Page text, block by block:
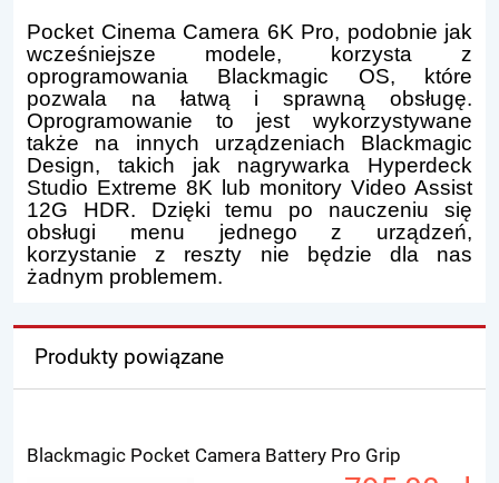
Pocket Cinema Camera 6K Pro, podobnie jak
wcześniejsze modele, korzysta z
oprogramowania Blackmagic OS, które
pozwala na łatwą i sprawną obsługę.
Oprogramowanie to jest wykorzystywane
także na innych urządzeniach Blackmagic
Design, takich jak nagrywarka Hyperdeck
Studio Extreme 8K lub monitory Video Assist
12G HDR. Dzięki temu po nauczeniu się
obsługi menu jednego z urządzeń,
korzystanie z reszty nie będzie dla nas
żadnym problemem.
Produkty powiązane
Blackmagic Pocket Camera Battery Pro Grip